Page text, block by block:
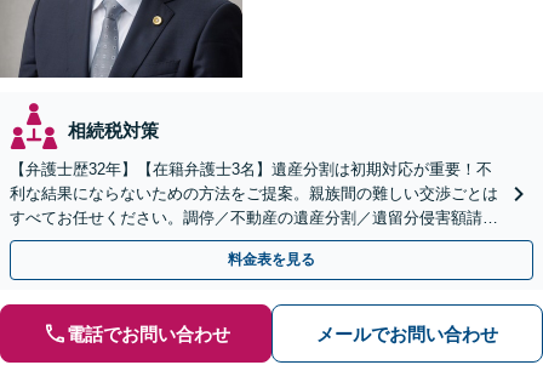
相続税対策
【弁護士歴32年】【在籍弁護士3名】遺産分割は初期対応が重要！不
利な結果にならないための方法をご提案。親族間の難しい交渉ごとは
すべてお任せください。調停／不動産の遺産分割／遺留分侵害額請求
／相続放棄／遺言書の作成など【高松駅徒歩8分】
料金表を見る
電話でお問い合わせ メールでお問い合わせ